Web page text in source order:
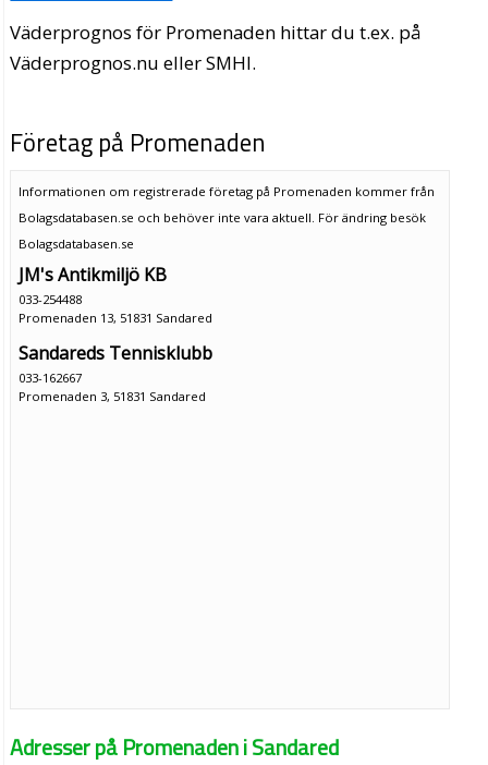
Väderprognos för Promenaden hittar du t.ex. på
Väderprognos.nu eller SMHI.
Företag på Promenaden
Informationen om registrerade företag på Promenaden kommer från
Bolagsdatabasen.se och behöver inte vara aktuell. För ändring besök
Bolagsdatabasen.se
JM's Antikmiljö KB
033-254488
Promenaden 13, 51831 Sandared
Sandareds Tennisklubb
033-162667
Promenaden 3, 51831 Sandared
Adresser på Promenaden i Sandared